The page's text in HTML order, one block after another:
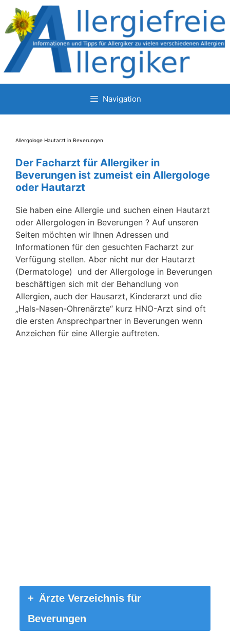
Zum
Inhalt
springen
Navigation
Allergologe Hautarzt in Beverungen
Der Facharzt für Allergiker in
Beverungen ist zumeist ein Allergologe
oder Hautarzt
Sie haben eine Allergie und suchen einen Hautarzt
oder Allergologen in Beverungen ? Auf unseren
Seiten möchten wir Ihnen Adressen und
Informationen für den gesuchten Facharzt zur
Verfügung stellen. Aber nicht nur der Hautarzt
(Dermatologe) und der Allergologe in Beverungen
beschäftigen sich mit der Behandlung von
Allergien, auch der Hausarzt, Kinderarzt und die
„Hals-Nasen-Ohrenärzte“ kurz HNO-Arzt sind oft
die ersten Ansprechpartner in Beverungen wenn
Anzeichen für eine Allergie auftreten.
Ärzte Verzeichnis für
Beverungen